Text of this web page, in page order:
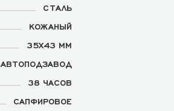
СТАЛЬ
КОЖАНЫЙ
35Х43 ММ
АВТОПОДЗАВОД
38 ЧАСОВ
САПФИРОВОЕ